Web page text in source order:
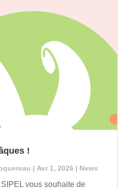
!
| Avr 1, 2026 | News
vous souhaite de